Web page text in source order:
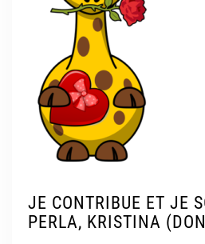
JE CONTRIBUE ET JE
PERLA, KRISTINA